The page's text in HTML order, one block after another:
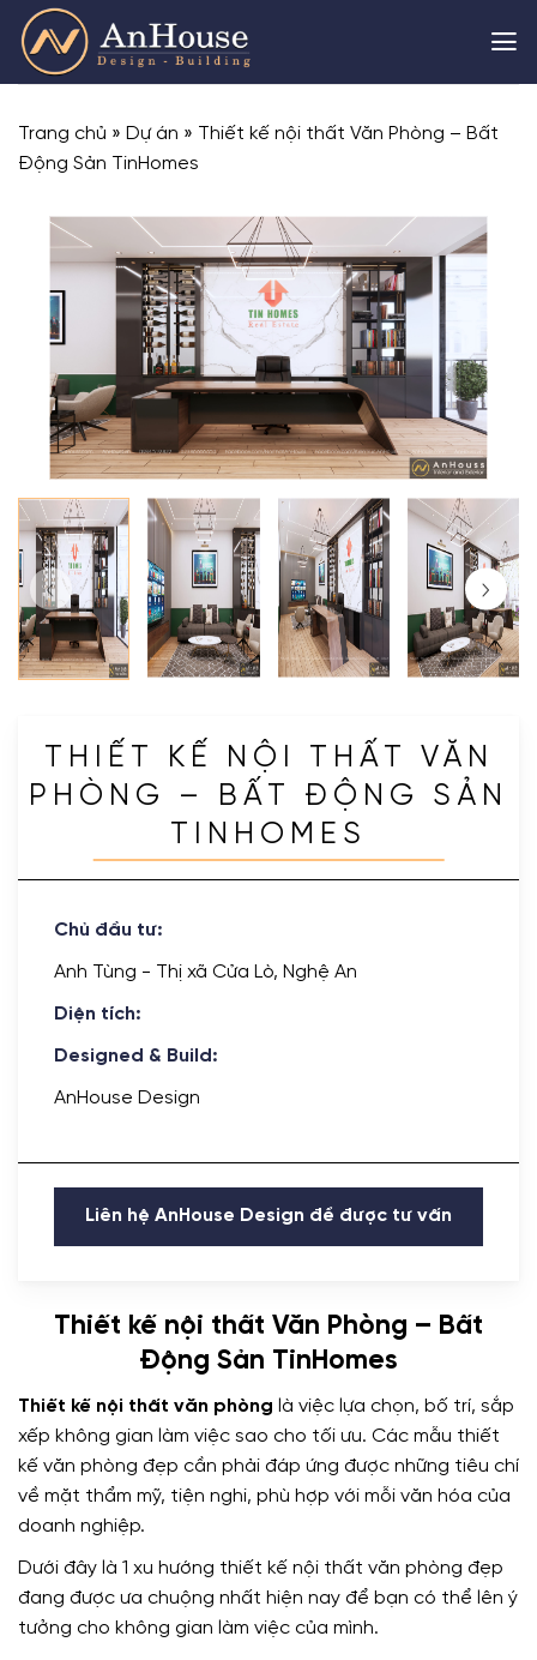
Skip
content
Trang chủ » Dự án »
Thiết kế nội thất Văn Phòng – Bất
Động Sản TinHomes
THIẾT KẾ NỘI THẤT VĂN
PHÒNG – BẤT ĐỘNG SẢN
TINHOMES
Chủ đầu tư:
Anh Tùng - Thị xã Cửa Lò, Nghệ An
Diện tích:
Designed & Build:
AnHouse Design
Liên hệ AnHouse Design để được tư vấn
Thiết kế nội thất Văn Phòng – Bất
Động Sản TinHomes
Thiết kế nội thất văn phòng là việc lựa chọn, bố trí, sắp
xếp không gian làm việc sao cho tối ưu. Các mẫu thiết
kế văn phòng đẹp cần phải đáp ứng được những tiêu chí
về mặt thẩm mỹ, tiện nghi, phù hợp với mỗi văn hóa của
doanh nghiệp.
Dưới đây là 1 xu hướng thiết kế nội thất văn phòng đẹp
đang được ưa chuộng nhất hiện nay để bạn có thể lên ý
tưởng cho không gian làm việc của mình.